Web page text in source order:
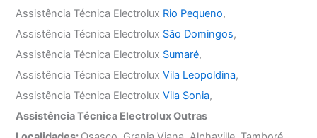
Assistência Técnica Electrolux Rio Pequeno,
Assistência Técnica Electrolux São Domingos,
Assistência Técnica Electrolux Sumaré,
Assistência Técnica ElectroluxVila Leopoldina,
Assistência Técnica ElectroluxVila Sonia,
Assistência Técnica Electrolux Outras